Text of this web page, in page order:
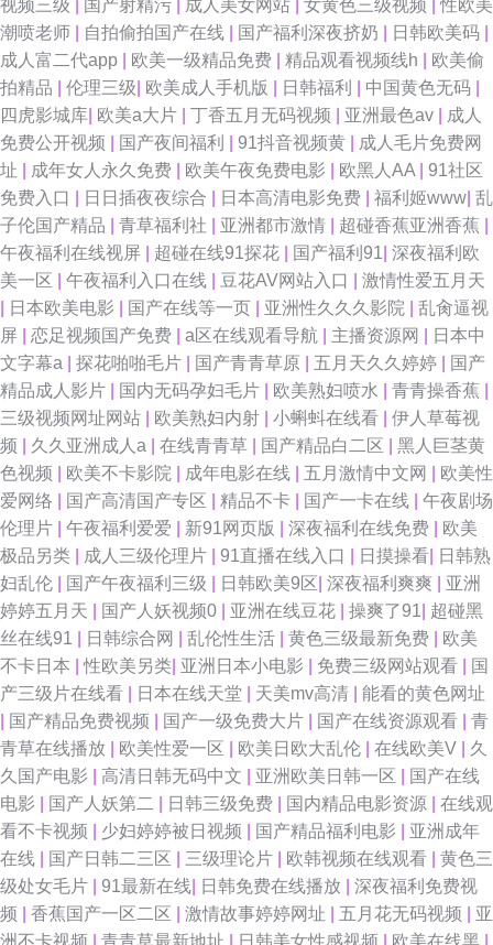
视频三级
国产射精污 成人美女网站 女黄色三级视频 |性欧美
潮喷老师
自拍偷拍国产在线 国产福利深夜挤奶 日韩欧美码
成人富二代app
欧美一级精品免费 精品观看视频线h
欧美偷
拍精品
伦理三级 欧美成人手机版 日韩福利 中国黄色无码
四虎影城库 欧美a大片 丁香五月无码视频 亚洲最色av
成人
免费公开视频
国产夜间福利 91抖音视频黄
成人毛片免费网
址
成年女人永久免费 欧美午夜免费电影 欧黑人AA
91社区
免费入口
日日插夜夜综合 日本高清电影免费 福利姬www 乱
子伦国产精品
青草福利社 亚洲都市激情 超碰香蕉亚洲香蕉
午夜福利在线视屏
超碰在线91探花 国产福利91 深夜福利欧
美一区
午夜福利入口在线 豆花AV网站入口
激情性爱五月天
日本欧美电影 国产在线等一页 亚洲性久久久影院
乱肏逼视
屏
恋足视频国产免费 a区在线观看导航 主播资源网
日本中
文字幕a
探花啪啪毛片 国产青青草原 五月天久久婷婷
国产
精品成人影片
国内无码孕妇毛片 欧美熟妇喷水 青青操香蕉
三级视频网址网站
欧美熟妇内射 小蝌蚪在线看
伊人草莓视
频
久久亚洲成人a 在线青青草 国产精品白二区
黑人巨茎黄
色视频
欧美不卡影院 成年电影在线 五月激情中文网
欧美性
爱网络
国产高清国产专区 精品不卡 国产一卡在线
午夜剧场
伦理片
午夜福利爱爱 新91网页版 深夜福利在线免费
欧美
极品另类
成人三级伦理片 91直播在线入口 日摸操看
日韩熟
妇乱伦
国产午夜福利三级 日韩欧美9区 深夜福利爽爽
亚洲
婷婷五月天
国产人妖视频0 亚洲在线豆花 操爽了91 超碰黑
丝在线91
日韩综合网 乱伦性生活 黄色三级最新免费
欧美
不卡日本
|性欧美另类 亚洲日本小电影 免费三级网站观看
国
产三级片在线看
日本在线天堂 天美mv高清
能看的黄色网址
国产精品免费视频 国产一级免费大片 国产在线资源观看
青
青草在线播放
欧美性爱一区 欧美日欧大乱伦 在线欧美V
久
久国产电影
高清日韩无码中文 亚洲欧美日韩一区
国产在线
电影
国产人妖第二 日韩三级免费 国内精品电影资源
在线观
看不卡视频
少妇婷婷被日视频 国产精品福利电影
亚洲成年
在线
国产日韩二三区 三级理论片 欧韩视频在线观看
黄色三
级处女毛片
91最新在线 日韩免费在线播放
深夜福利免费视
频
香蕉国产一区二区 激情故事婷婷网址 五月花无码视频
亚
洲不卡视频
青青草最新地址 日韩美女性感视频 欧美在线黑